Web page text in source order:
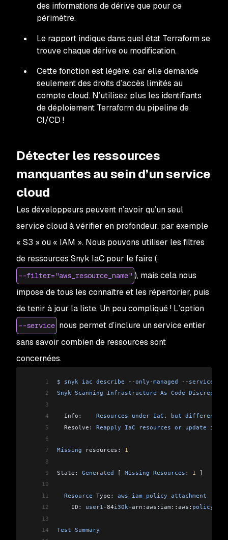
des informations de dérive que pour ce
périmètre.
Le rapport indique dans quel état Terraform se
trouve chaque dérive ou modification.
Cette fonction est légère, car elle demande
seulement des droits d’accès limités au
compte cloud. N’utilisez plus les identifiants
de déploiement Terraform du pipeline de
CI/CD !
Détecter les ressources
manquantes au sein d’un service
cloud
Les développeurs peuvent n’avoir qu’un seul
service cloud à vérifier en profondeur, par exemple
« S3 » ou « IAM ». Nous pouvons utiliser les filtres
de ressources Snyk IaC pour le faire (
--filter="aws_resource_name" ), mais cela nous
impose de tous les connaître et les répertorier, puis
de tenir à jour la liste. Un peu compliqué ! L’option
--service nous permet d’inclure un service entier
sans savoir combien de ressources sont
concernées.
1 $ snyk iac describe --only -managed -- service
2
Snyk Scanning Infrastructure As Code
3
4
  Info:
Resources under IaC , but different
5
  Resolve:
Reapply IaC resources or update into
6
7
Missing resources: 1
8
9
State: Generated [ Missing Resources : 1 ]
10
11
  Resource
Type: aws_iam_policy_attachment
12
    ID:
user1 -84i30k-arn:aws:iam::aws: policy
13
14
Test Summary